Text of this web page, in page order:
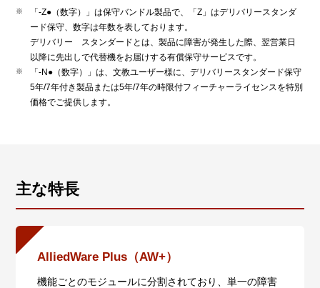
「-Z●（数字）」は保守バンドル製品で、「Z」はデリバリースタンダ
ード保守、数字は年数を表しております。
デリバリー スタンダードとは、製品に障害が発生した際、翌営業日
以降に先出しで代替機をお届けする有償保守サービスです。
「-N●（数字）」は、文教ユーザー様に、デリバリースタンダード保守
5年/7年付き製品または5年/7年の時限付フィーチャーライセンスを特別
価格でご提供します。
主な特長
AlliedWare Plus（AW+）
機能ごとのモジュールに分割されており、単一の障害